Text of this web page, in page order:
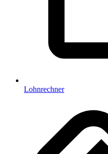
Lohnrechner